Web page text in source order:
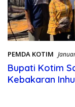
PEMDA KOTIM
Bupati Kotim
Kebakaran